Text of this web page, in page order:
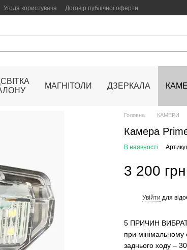
Угода користувача Договір публічної оферти
МАГНІТОЛИ ДЗЕРКАЛА
Головна КАМЕРИ
Камера
В наявності
3 200 грн
Увійти для
5 ПРИЧИН
при мінімальному
заднього ходу –